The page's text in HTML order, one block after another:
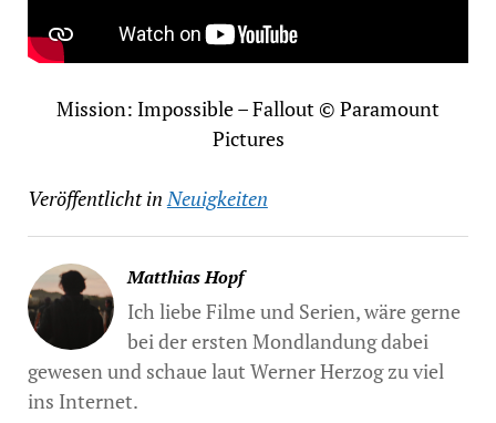
Mission: Impossible – Fallout © Paramount
Pictures
Veröffentlicht in Neuigkeiten
Matthias Hopf
Ich liebe Filme und Serien, wäre gerne
bei der ersten Mondlandung dabei
gewesen und schaue laut Werner Herzog zu viel
ins Internet.